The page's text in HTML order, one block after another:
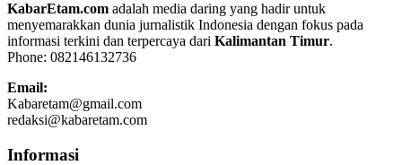
KabarEtam.com adalah media daring yang hadir untuk
menyemarakkan dunia jurnalistik Indonesia dengan fokus pada
informasi terkini dan terpercaya dari Kalimantan Timur.
Phone: 082146132736
Email:
Kabaretam@gmail.com
redaksi@kabaretam.com
Informasi